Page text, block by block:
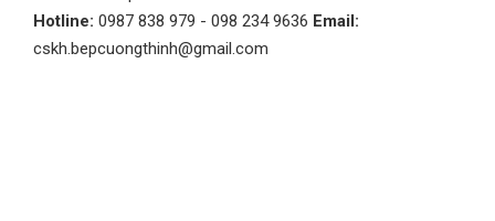
Hotline: 0987 838 979 - 098 234 9636 Email:
cskh.bepcuongthinh@gmail.com